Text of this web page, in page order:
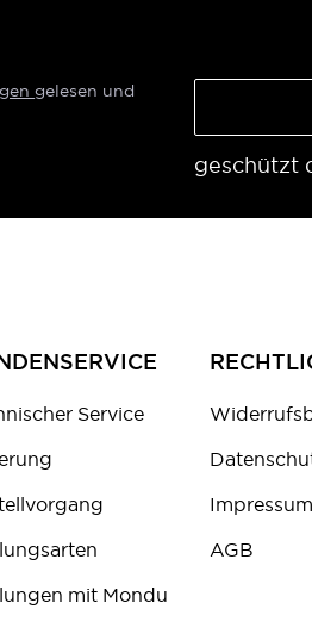
gelesen und
geschützt
Service
mit Mondu
Impressum
AGB